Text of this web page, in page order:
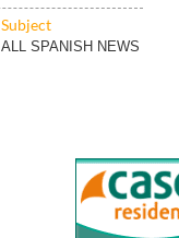
Subject
ALL SPANISH NEWS